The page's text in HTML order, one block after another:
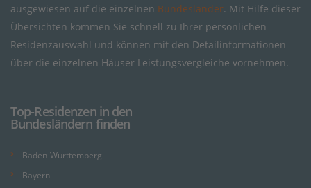
ausgewiesen auf die einzelnen Bundesländer. Mit Hilfe dieser
Übersichten kommen Sie schnell zu Ihrer persönlichen
Residenzauswahl und können mit den Detailinformationen
über die einzelnen Häuser Leistungsvergleiche vornehmen.
Top-Residenzen in den
Bundesländern finden
Baden-Württemberg
Bayern